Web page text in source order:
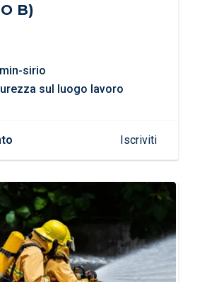
B)
sirio
sul luogo lavoro
Iscriviti